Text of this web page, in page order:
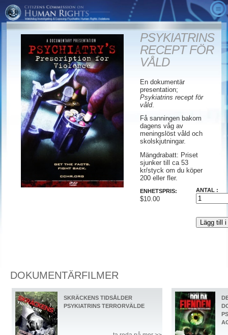
OM OSS
Vad är KMR?
Resultat
Budskap från ordföranden
Rådgivande styrelse
Deklaration om mänskliga rättigheter inom
mentalhälsovården
Museet Psykiatri: Dödens industri
KMR:s globala lokaliseringshjälp
KMR-annonser
Slutsatsen
Den dolda fienden
Skräckens tidsålder
Diagnostic & Statistical
Manual
Marknadsföring av vansinne
Mördande vinst
Psykiatri: Dödens industri
SANNINGEN OM PSYKIATRI
Snabbfakta
KMR-publikationer
Nedladdningar
ALTERNATIV
AGERA
Engagera dig
Medlemskap/Donationer
Rapportera reaktioner på psykofarmaka
Kostnadsfritt informationspaket
BESTÄLL
PSYKIATRINS
RECEPT FÖR
VÅLD
En dokumentär
presentation;
Psykiatrins recept för
våld.
Få sanningen bakom
dagens våg av
meningslöst våld och
skolskjutningar.
Mängdrabatt: Priset
sjunker till ca 53
kr/styck om du köper
200 eller fler.
ENHETSPRIS:
$10.00
ANTAL :
DOKUMENTÄRFILMER
SKRÄCKENS TIDSÅLDER
PSYKIATRINS TERRORVÄLDE